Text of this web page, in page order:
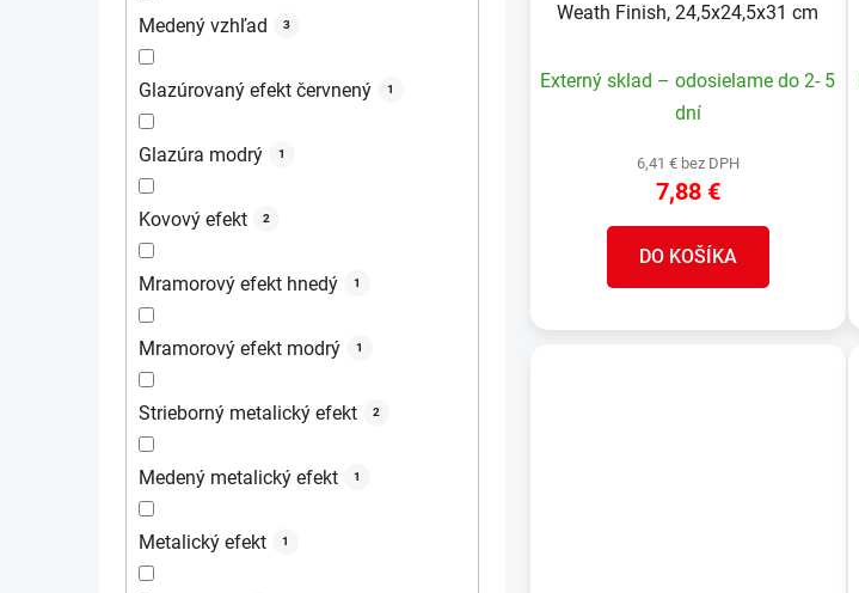
Medený vzhľad 3
Glazúrovaný efekt červnený 1
Glazúra modrý 1
Kovový efekt 2
Mramorový efekt hnedý 1
Mramorový efekt modrý 1
Strieborný metalický efekt 2
Medený metalický efekt 1
Metalický efekt 1
Weath Finish, 24,5x24,5x31 cm
Externý sklad – odosielame do 2- 5
dní
6,41 € bez DPH
7,88 €
DO KOŠÍKA